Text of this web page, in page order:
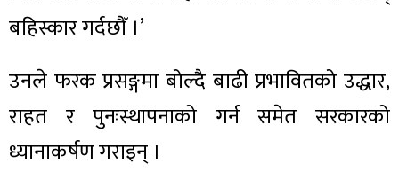
बहिस्कार गर्दछौँ ।’
उनले फरक प्रसङ्गमा बोल्दै बाढी प्रभावितको उद्धार,
राहत र पुनःस्थापनाको गर्न समेत सरकारको
ध्यानाकर्षण गराइन् ।